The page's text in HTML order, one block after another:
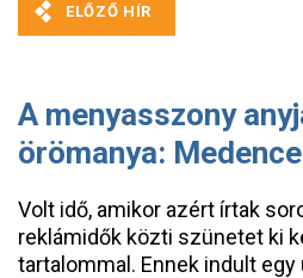
A menyasszony
örömanya:
Volt idő, amikor azért írtak
reklámidők közti szünetet ki
tartalommal. Ennek indult egy